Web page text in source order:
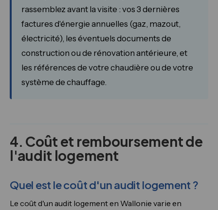
rassemblez avant la visite : vos 3 dernières
factures d'énergie annuelles (gaz, mazout,
électricité), les éventuels documents de
construction ou de rénovation antérieure, et
les références de votre chaudière ou de votre
système de chauffage.
4. Coût et remboursement de
l'audit logement
Quel est le coût d'un audit logement ?
Le coût d'un audit logement en Wallonie varie en